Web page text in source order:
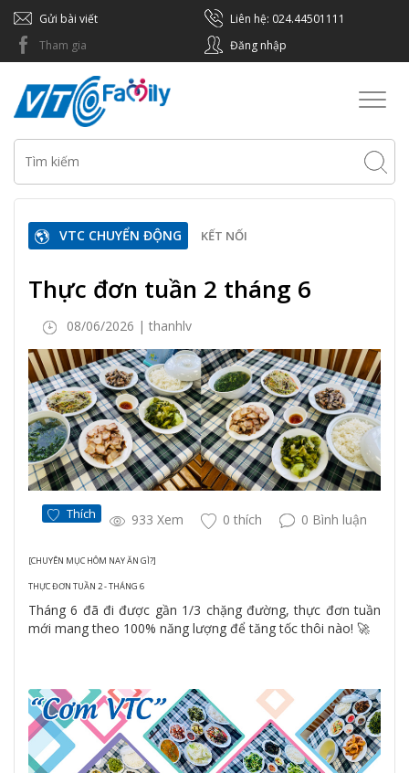
Gửi bài viết
Liên hệ: 024.44501111
Tham gia
Đăng nhập
VTC CHUYỂN ĐỘNG KẾT NỐI
Thực đơn tuần 2 tháng 6
08/06/2026 | thanhlv
Thích 933 Xem 0 thích 0 Bình luận
[CHUYÊN MỤC HÔM NAY ĂN GÌ?]
THỰC ĐƠN TUẦN 2 - THÁNG 6
Tháng 6 đã đi được gần 1/3 chặng đường, thực đơn tuần
mới mang theo 100% năng lượng để tăng tốc thôi nào! 🚀